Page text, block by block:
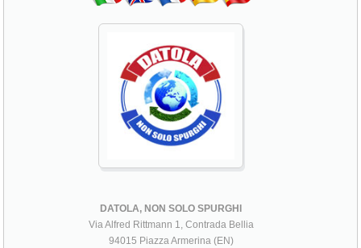
DATOLA, NON SOLO SPURGHI
Via Alfred Rittmann 1, Contrada Bellia
94015 Piazza Armerina (EN)